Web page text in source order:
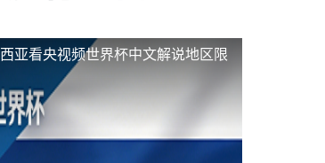
亚看央视频世界杯中文解说地区限